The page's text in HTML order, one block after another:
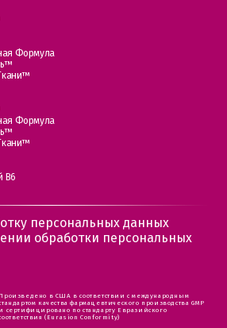
Формула
Формула
В6
персональных данных
обработки персональных
Произведено в США в соответствии с международным
качества фармацевтического производства GMP
и сертифицировано по стандарту Евразийского
(Eurasion Conformity)